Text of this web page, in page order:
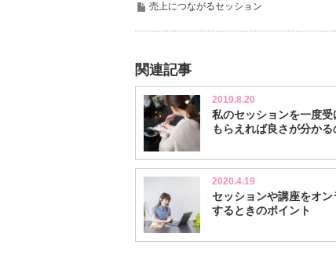
売上につながるセッション
関連記事
2019.8.20
私のセッションを一度受
もらえれば良さが分かる
2020.4.19
セッションや講座をオン
するときのポイント